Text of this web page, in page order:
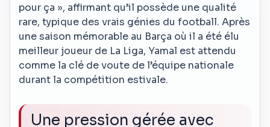
pour ça », affirmant qu’il possède une qualité
rare, typique des vrais génies du football. Après
une saison mémorable au Barça où il a été élu
meilleur joueur de La Liga, Yamal est attendu
comme la clé de voute de l’équipe nationale
durant la compétition estivale.
Une pression gérée avec